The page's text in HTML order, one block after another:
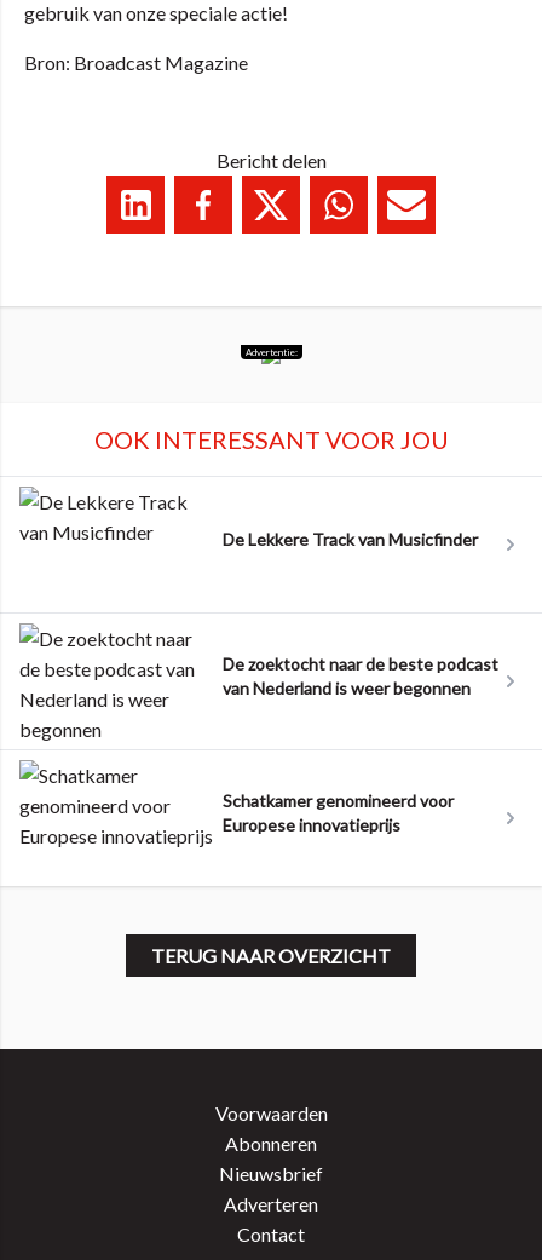
gebruik van onze speciale actie!
Bron: Broadcast Magazine
Bericht delen
Advertentie:
OOK INTERESSANT VOOR JOU
De Lekkere Track van Musicfinder
De zoektocht naar de beste podcast
van Nederland is weer begonnen
Schatkamer genomineerd voor
Europese innovatieprijs
TERUG NAAR OVERZICHT
Voorwaarden
Abonneren
Nieuwsbrief
Adverteren
Contact